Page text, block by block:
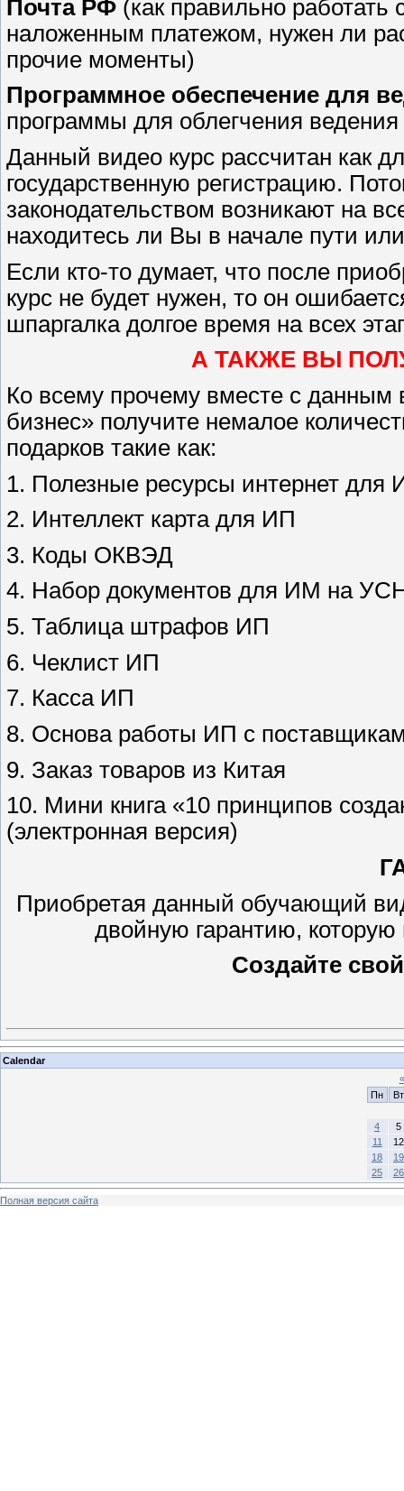
Почта РФ (как правильно работать
наложенным платежом, нужен ли
прочие моменты)
Программное обеспечение для
программы для облегчения
Данный видео курс рассчитан как
государственную регистрацию.
законодательством возникают на
находитесь ли Вы в начале пути
Если кто-то думает, что после
курс не будет нужен, то он
шпаргалка долгое время на всех
А ТАКЖЕ ВЫ
Ко всему прочему вместе с
бизнес» получите немалое
подарков такие как:
1. Полезные ресурсы интернет для
2. Интеллект карта для ИП
3. Коды ОКВЭД
4. Набор документов для ИМ на
5. Таблица штрафов ИП
6. Чеклист ИП
7. Касса ИП
8. Основа работы ИП с
9. Заказ товаров из Китая
10. Мини книга «10 принципов
(электронная версия)
Приобретая данный обучающий
двойную гарантию, которую
Создайте
Calendar
«
Пн
Вт
4
5
11
12
18
19
25
26
Полная версия сайта